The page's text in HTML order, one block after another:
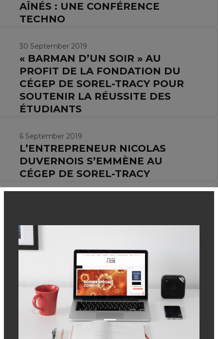
AÎNÉS : UNE CONFÉRENCE
TECHNO
30 September 2019
« BARMAN D’UN SOIR » AU
PROFIT DE LA FONDATION DU
CÉGEP DE SOREL-TRACY POUR
SOUTENIR LA RÉUSSITE DES
ÉTUDIANTS
6 September 2019
L’ENTREPRENEUR NICOLAS
DUVERNOIS S’EMMÈNE AU
CÉGEP DE SOREL-TRACY
CÉGEP DE SOREL-TRACY
DÉBUTENT LEUR CAMP DE
SÉLECTION!
AVIS DE NOMINATION |
DIRECTION DES RESSOURCES
FINANCIÈRES